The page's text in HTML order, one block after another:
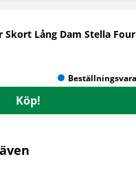
Skort Lång Dam Stella Four
Köp!